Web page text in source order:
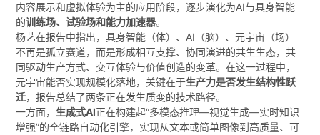
内容展示和虚拟体验为主的应用阶段，逐步演化为AI与具身智能
的训练场、试验场和能力加速器。
杨艺在报告中指出，具身智能（体）、AI（脑）、元宇宙（场）
不再是孤立赛道，而是形成相互支撑、协同演进的共生生态，共
同驱动生产方式、交互体验与价值创造的变革。在这一过程中，
元宇宙能否实现规模化落地，关键在于生产力是否发生结构性跃
迁，报告总结了两条正在发生质变的技术路径。
一方面，生成式AI正在构建起“多模态推理—视觉生成—实时知识
增强”的全链路自动化引擎，实现从文本或简单图像到高质量、可